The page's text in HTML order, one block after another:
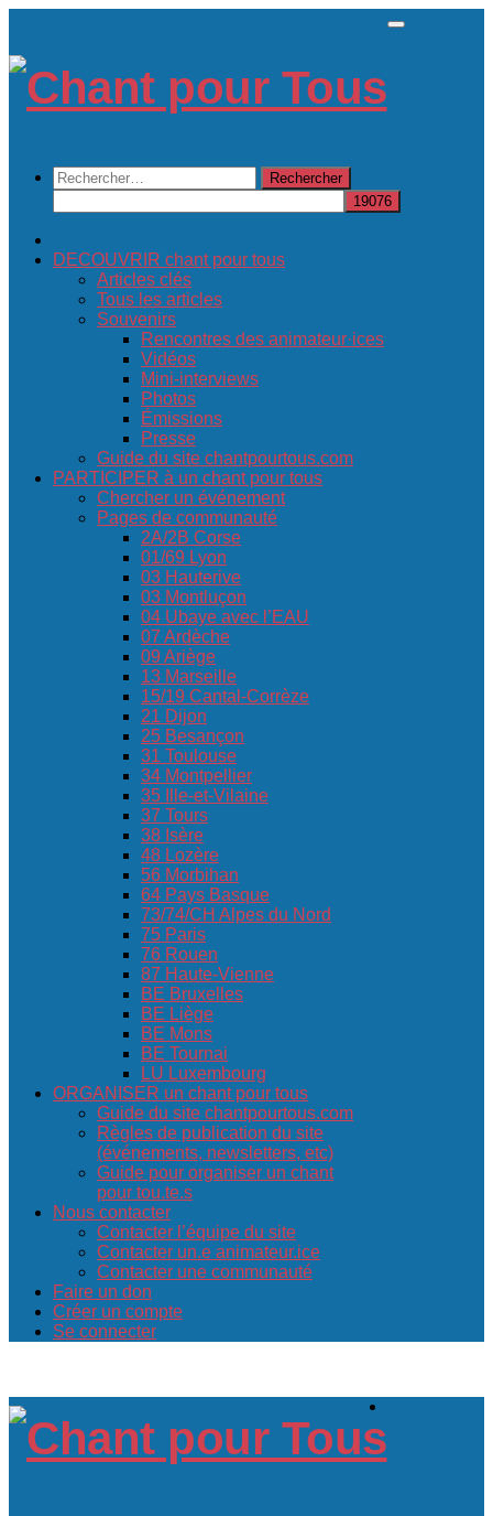
content
Rechercher :
DECOUVRIR chant pour tous
Articles clés
Tous les articles
Souvenirs
Rencontres des animateur·ices
Vidéos
Mini-interviews
Photos
Émissions
Presse
Guide du site chantpourtous.com
PARTICIPER à un chant pour tous
Chercher un événement
Pages de communauté
2A/2B Corse
01/69 Lyon
03 Hauterive
03 Montluçon
04 Ubaye avec l’EAU
07 Ardèche
09 Ariège
13 Marseille
15/19 Cantal-Corrèze
21 Dijon
25 Besançon
31 Toulouse
34 Montpellier
35 Ille-et-Vilaine
37 Tours
38 Isère
48 Lozère
56 Morbihan
64 Pays Basque
73/74/CH Alpes du Nord
75 Paris
76 Rouen
87 Haute-Vienne
BE Bruxelles
BE Liège
BE Mons
BE Tournai
LU Luxembourg
ORGANISER un chant pour tous
Guide du site chantpourtous.com
Règles de publication du site
(événements, newsletters, etc)
Guide pour organiser un chant
pour tou.te.s
Nous contacter
Contacter l’équipe du site
Contacter un.e animateur.ice
Contacter une communauté
Faire un don
Créer un compte
Se connecter